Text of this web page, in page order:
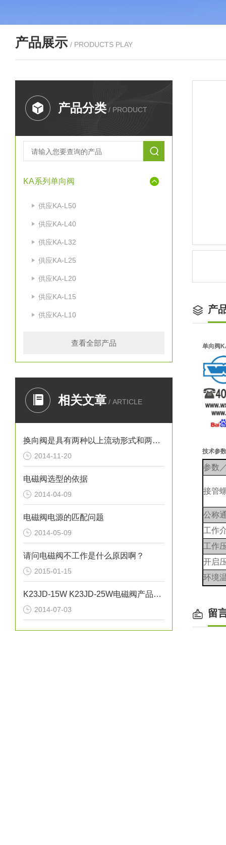
产品展示 / PRODUCTS PLAY
产品分类 / PRODUCT
KA系列单向阀
供应KA-L50
供应KA-L40
供应KA-L32
供应KA-L25
供应KA-L20
供应KA-L15
供应KA-L10
查看全部产品
相关文章 / ARTICLE
换向阀是具有两种以上流动形式和两个以上油口的方向控制阀
2014-11-20
电磁阀选型的依据
2014-04-09
电磁阀电源的匹配问题
2014-05-09
请问电磁阀不工作是什么原因啊？
2015-01-15
K23JD-15W K23JD-25W电磁阀产品的不合格分类
2014-07-03
产
单向阀
技术参数
参数
接管
公称
工作
工作
开启
环境
留